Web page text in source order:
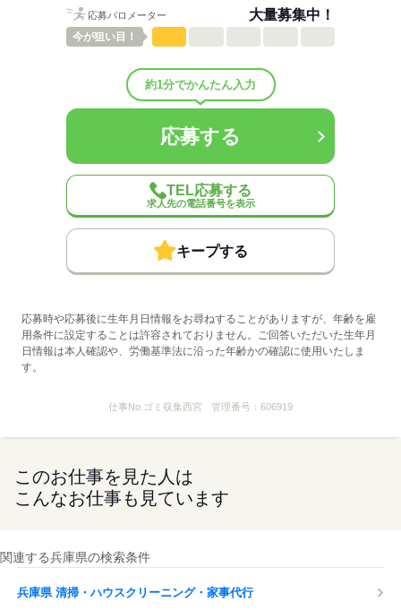
応募する
応募バロメーター 大量募集中！
今が狙い目！
約1分でかんたん入力
応募する
TEL応募する
求人先の電話番号を表示
キープする
応募時や応募後に生年月日情報をお尋ねすることがありますが、年齢を雇
用条件に設定することは許容されておりません。ご回答いただいた生年月
日情報は本人確認や、労働基準法に沿った年齢かの確認に使用いたしま
す。
仕事No. ゴミ収集西宮 管理番号： 606919
このお仕事を見た人は
こんなお仕事も見ています
関連する兵庫県の検索条件
兵庫県 清掃・ハウスクリーニング・家事代行